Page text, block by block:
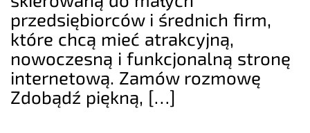
przedsiębiorców i średnich firm,
które chcą mieć atrakcyjną,
nowoczesną i funkcjonalną stronę
internetową. Zamów rozmowę
Zdobądź piękną, […]